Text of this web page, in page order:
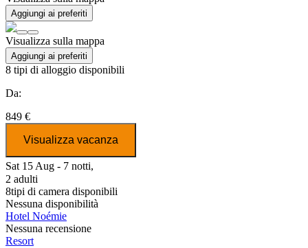
Aggiungi ai preferiti
Visualizza sulla mappa
Aggiungi ai preferiti
8 tipi di alloggio disponibili
Da:
849 €
Visualizza vacanza
Sat 15 Aug - 7 notti,
2 adulti
8tipi di camera disponibili
Nessuna disponibilità
Hotel Noémie
Nessuna recensione
Resort